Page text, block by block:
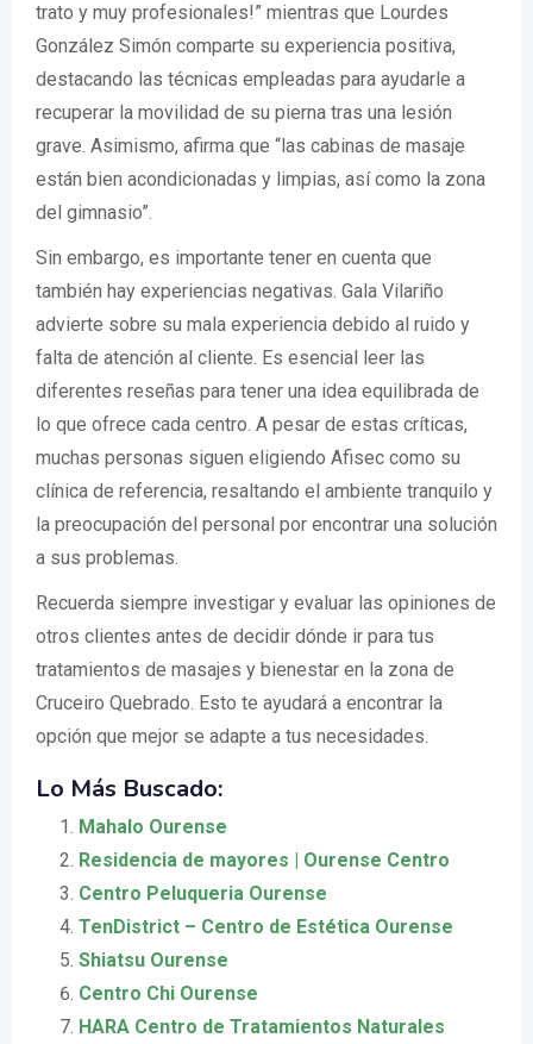
trato y muy profesionales!” mientras que Lourdes
González Simón comparte su experiencia positiva,
destacando las técnicas empleadas para ayudarle a
recuperar la movilidad de su pierna tras una lesión
grave. Asimismo, afirma que “las cabinas de masaje
están bien acondicionadas y limpias, así como la zona
del gimnasio”.
Sin embargo, es importante tener en cuenta que
también hay experiencias negativas. Gala Vilariño
advierte sobre su mala experiencia debido al ruido y
falta de atención al cliente. Es esencial leer las
diferentes reseñas para tener una idea equilibrada de
lo que ofrece cada centro. A pesar de estas críticas,
muchas personas siguen eligiendo Afisec como su
clínica de referencia, resaltando el ambiente tranquilo y
la preocupación del personal por encontrar una solución
a sus problemas.
Recuerda siempre investigar y evaluar las opiniones de
otros clientes antes de decidir dónde ir para tus
tratamientos de masajes y bienestar en la zona de
Cruceiro Quebrado. Esto te ayudará a encontrar la
opción que mejor se adapte a tus necesidades.
Lo Más Buscado:
Mahalo Ourense
Residencia de mayores | Ourense Centro
Centro Peluqueria Ourense
TenDistrict – Centro de Estética Ourense
Shiatsu Ourense
Centro Chi Ourense
HARA Centro de Tratamientos Naturales